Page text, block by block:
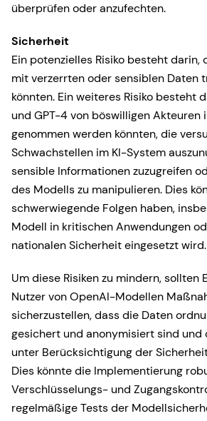
überprüfen oder anzufechten.
Sicherheit
Ein potenzielles Risiko besteht darin,
mit verzerrten oder sensiblen Daten
könnten. Ein weiteres Risiko besteht
und GPT-4 von böswilligen Akteuren
genommen werden könnten, die
Schwachstellen im KI-System
sensible Informationen zuzugreifen
des Modells zu manipulieren. Dies
schwerwiegende Folgen haben,
Modell in kritischen Anwendungen
nationalen Sicherheit eingesetzt wird.
Um diese Risiken zu mindern, sollten
Nutzer von OpenAI-Modellen
sicherzustellen, dass die Daten
gesichert und anonymisiert sind und
unter Berücksichtigung der
Dies könnte die Implementierung
Verschlüsselungs- und
regelmäßige Tests der